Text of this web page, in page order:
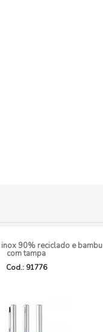
90% reciclado e bambu
com tampa
Cod.: 91776